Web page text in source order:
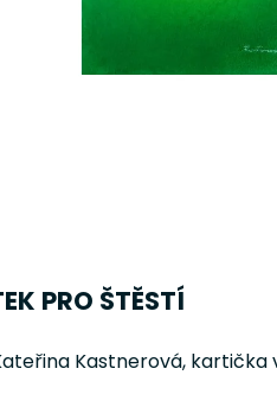
PRO ŠTĚSTÍ
Kastnerová, kartička